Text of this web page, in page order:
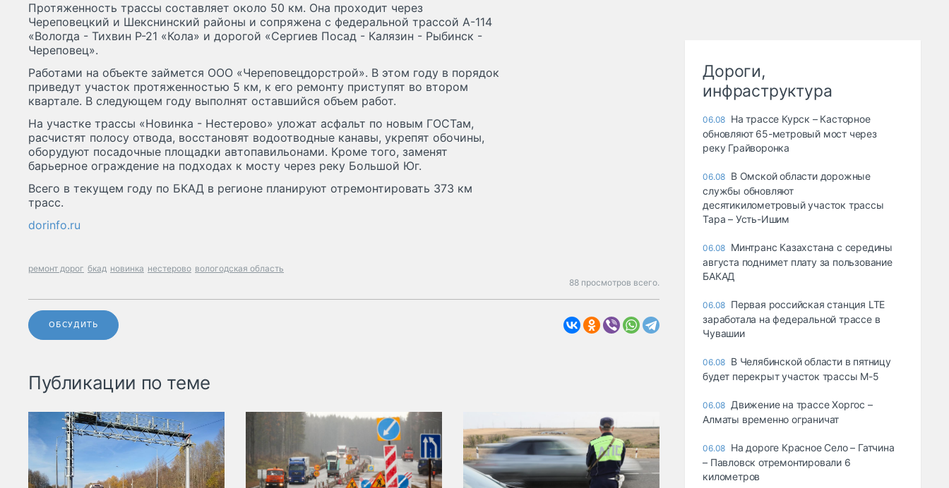
Протяженность трассы составляет около 50 км. Она проходит через
Череповецкий и Шекснинский районы и сопряжена с федеральной трассой А-114
«Вологда - Тихвин Р-21 «Кола» и дорогой «Сергиев Посад - Калязин - Рыбинск -
Череповец».
Работами на объекте займется ООО «Череповецдорстрой». В этом году в порядок
приведут участок протяженностью 5 км, к его ремонту приступят во втором
квартале. В следующем году выполнят оставшийся объем работ.
На участке трассы «Новинка - Нестерово» уложат асфальт по новым ГОСТам,
расчистят полосу отвода, восстановят водоотводные канавы, укрепят обочины,
оборудуют посадочные площадки автопавильонами. Кроме того, заменят
барьерное ограждение на подходах к мосту через реку Большой Юг.
Всего в текущем году по БКАД в регионе планируют отремонтировать 373 км
трасс.
dorinfo.ru
ремонт дорог бкад новинка нестерово вологодская область
88 просмотров всего.
ОБСУДИТЬ
Публикации по теме
Дороги,
инфраструктура
06.08 На трассе Курск – Касторное
обновляют 65-метровый мост через
реку Грайворонка
06.08 В Омской области дорожные
службы обновляют
десятикилометровый участок трассы
Тара – Усть-Ишим
06.08 Минтранс Казахстана с середины
августа поднимет плату за пользование
БАКАД
06.08 Первая российская станция LTE
заработала на федеральной трассе в
Чувашии
06.08 В Челябинской области в пятницу
будет перекрыт участок трассы М-5
06.08 Движение на трассе Хоргос –
Алматы временно ограничат
06.08 На дороге Красное Село – Гатчина
– Павловск отремонтировали 6
километров